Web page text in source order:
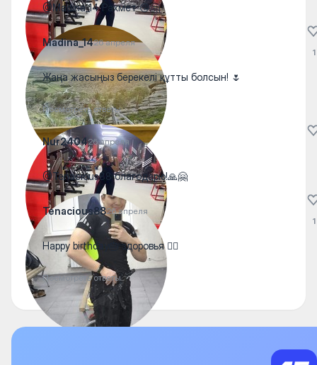
@Madina_14 Рахмет 😘🤗
Madina_1426 апреля
Жаңа жасыңыз берекелі құтты болсын! 🌷
Посмотреть ответы
1
Nur240426 апреля
@Tenacious88 благодарю!🙏🤗
Tenacious8826 апреля
Happy birthday🎂 здоровья ✊🏽
Посмотреть ответы
1